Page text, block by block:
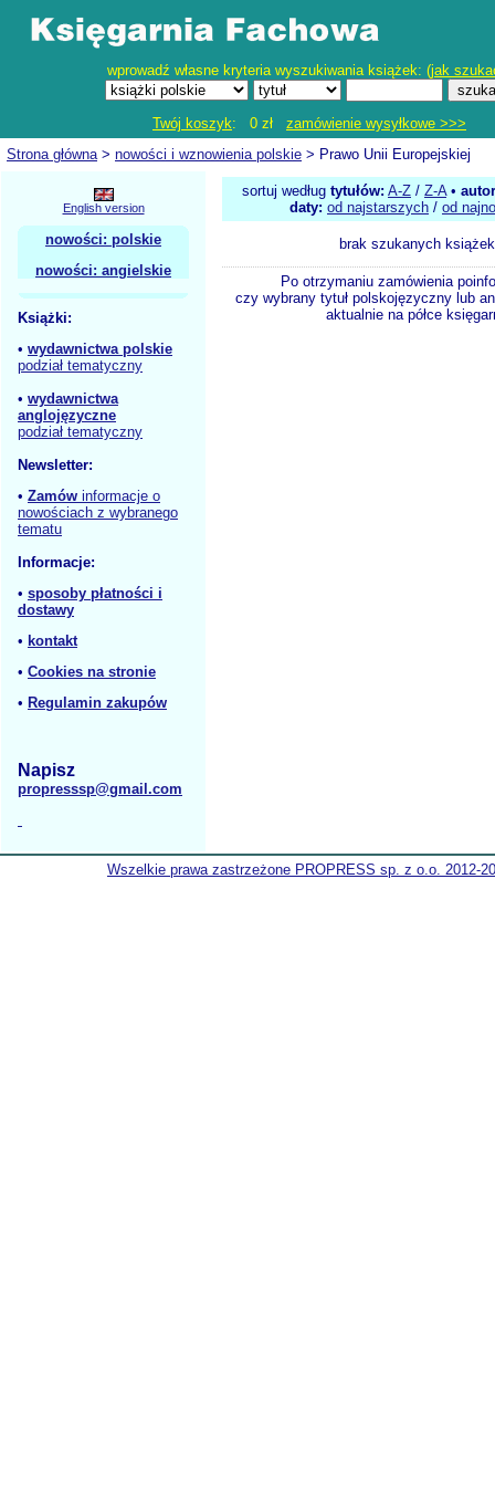
wprowadź własne kryteria wyszukiwania książek: (jak
Twój koszyk: 0 zł zamówienie wysyłkowe >>>
Strona główna> nowości i wznowienia polskie > Prawo Unii Europejskiej
English version
nowości: polskie
nowości: angielskie
Książki:
• wydawnictwa polskie
podział tematyczny
• wydawnictwa
anglojęzyczne
podział tematyczny
Newsletter:
• Zamów informacje o
nowościach z wybranego
tematu
Informacje:
• sposoby płatności i
dostawy
• kontakt
• Cookies na stronie
• Regulamin zakupów
Napisz
propresssp@gmail.com
sortuj według tytułów: A-Z / Z-A•
daty: od najstarszych / od
brak szukanych książek
Po otrzymaniu zamówienia
czy wybrany tytuł polskojęzyczny lub
aktualnie na półce
Wszelkie prawa zastrzeżone PROPRESS sp. z o.o. 2012-